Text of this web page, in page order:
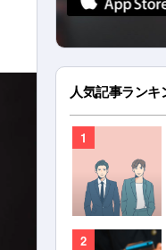
人気記事ランキ
1
2